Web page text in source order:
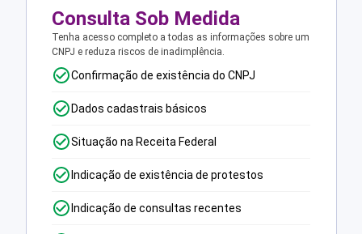
Consulta Sob Medida
Tenha acesso completo a todas as informações sobre um
CNPJ e reduza riscos de inadimplência.
Confirmação de existência do CNPJ
Dados cadastrais básicos
Situação na Receita Federal
Indicação de existência de protestos
Indicação de consultas recentes